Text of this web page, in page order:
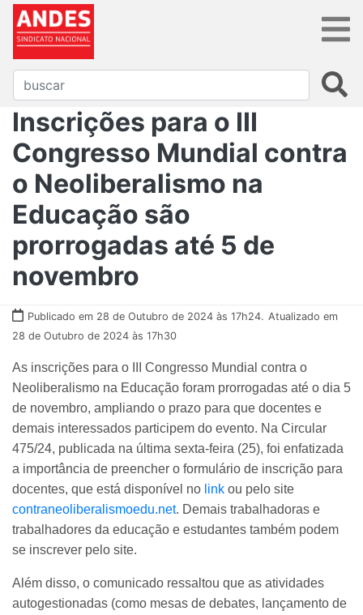
Inscrições para o III
Congresso Mundial contra
o Neoliberalismo na
Educação são
prorrogadas até 5 de
novembro
Publicado em 28 de Outubro de 2024 às 17h24. Atualizado em
28 de Outubro de 2024 às 17h30
As inscrições para o III Congresso Mundial contra o
Neoliberalismo na Educação foram prorrogadas até o dia 5
de novembro, ampliando o prazo para que docentes e
demais interessados participem do evento. Na Circular
475/24, publicada na última sexta-feira (25), foi enfatizada
a importância de preencher o formulário de inscrição para
docentes, que está disponível no link ou pelo site
contraneoliberalismoedu.net. Demais trabalhadoras e
trabalhadores da educação e estudantes também podem
se inscrever pelo site.
Além disso, o comunicado ressaltou que as atividades
autogestionadas (como mesas de debates, lançamento de